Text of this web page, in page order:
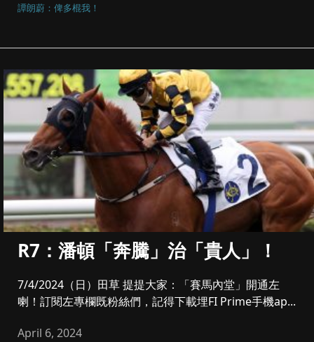
譚朗蔚：俾多棍我！
R7：潘頓「奔騰」治「貴人」！
7/4/2024（日）田草 提提大家：「賽馬內堂」開通左
喇！訂閱左專欄既粉絲們，記得下載埋FI Prime手機ap...
April 6, 2024